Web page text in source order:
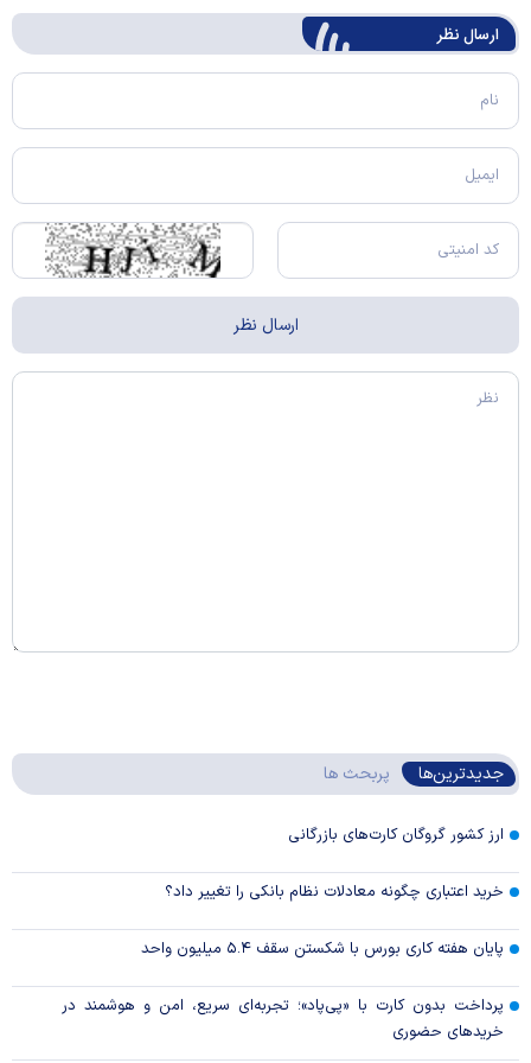
ارسال‌ نظر
جدیدترین‌ها پربحث ها
ارز کشور گروگان کارت‌های بازرگانی
خرید اعتباری چگونه معادلات نظام بانکی را تغییر داد؟
پایان هفته کاری بورس با شکستن سقف ۵.۴ میلیون واحد
پرداخت بدون کارت با «پی‌پاد»؛ تجربه‌ای سریع، امن و هوشمند در
خریدهای حضوری